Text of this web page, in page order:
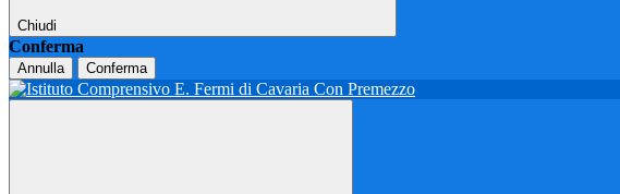
Chiudi
Conferma
Annulla Conferma